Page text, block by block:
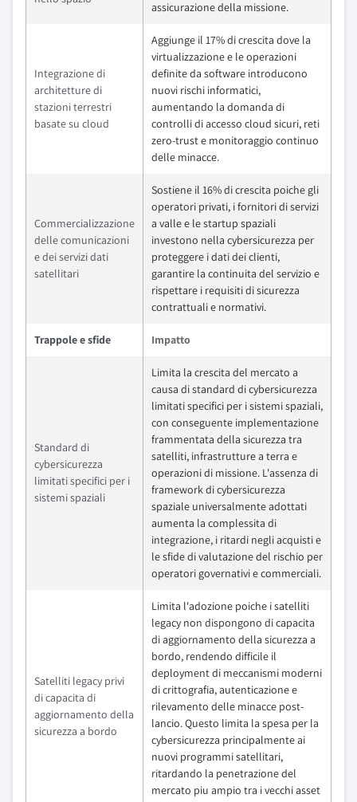
assicurazione della missione.
Integrazione di
architetture di
stazioni terrestri
basate su cloud
Aggiunge il 17% di crescita dove la
virtualizzazione e le operazioni
definite da software introducono
nuovi rischi informatici,
aumentando la domanda di
controlli di accesso cloud sicuri, reti
zero-trust e monitoraggio continuo
delle minacce.
Commercializzazione
delle comunicazioni
e dei servizi dati
satellitari
Sostiene il 16% di crescita poiche gli
operatori privati, i fornitori di servizi
a valle e le startup spaziali
investono nella cybersicurezza per
proteggere i dati dei clienti,
garantire la continuita del servizio e
rispettare i requisiti di sicurezza
contrattuali e normativi.
Trappole e sfide Impatto
Standard di
cybersicurezza
limitati specifici per i
sistemi spaziali
Limita la crescita del mercato a
causa di standard di cybersicurezza
limitati specifici per i sistemi spaziali,
con conseguente implementazione
frammentata della sicurezza tra
satelliti, infrastrutture a terra e
operazioni di missione. L'assenza di
framework di cybersicurezza
spaziale universalmente adottati
aumenta la complessita di
integrazione, i ritardi negli acquisti e
le sfide di valutazione del rischio per
operatori governativi e commerciali.
Satelliti legacy privi
di capacita di
aggiornamento della
sicurezza a bordo
Limita l'adozione poiche i satelliti
legacy non dispongono di capacita
di aggiornamento della sicurezza a
bordo, rendendo difficile il
deployment di meccanismi moderni
di crittografia, autenticazione e
rilevamento delle minacce post-
lancio. Questo limita la spesa per la
cybersicurezza principalmente ai
nuovi programmi satellitari,
ritardando la penetrazione del
mercato piu ampio tra i vecchi asset